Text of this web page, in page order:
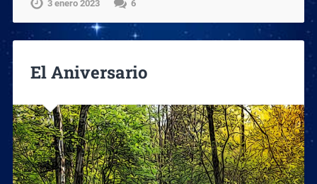
3 enero 2023 6
El Aniversario